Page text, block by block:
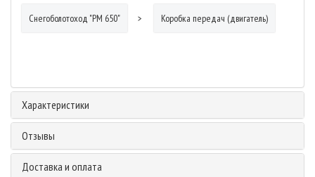
Снегоболотоход "РМ 650" Коробка передач (двигатель)
Характеристики
Отзывы
Доставка и оплата